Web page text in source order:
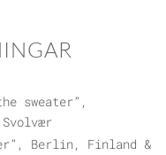
sweater”,
Svolvær
Berlin, Finland &